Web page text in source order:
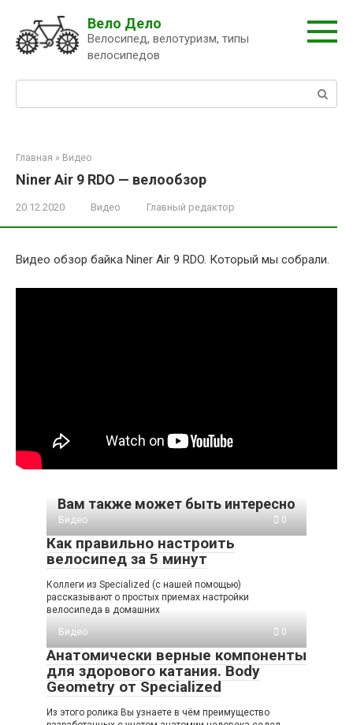
контенту
Вело Дело
Велосипед, велотуризм, типы
велосипедов
Главная » Видео
Niner Air 9 RDO — велообзор
20.12.2020 Видео Главный редактор
Видео обзор байка Niner Air 9 RDO. Который мы собрали.
Вам также может быть интересно
Видео 0
Как правильно настроить
велосипед за 5 минут
Коллеги из Specialized (с нашей помощью)
рассказывают о простых приемах настройки
велосипеда в домашних
Видео
0
Анатомически верные компоненты
для здорового катания. Body
Geometry от Specialized
Из этого ролика Вы узнаете в чём преимущество